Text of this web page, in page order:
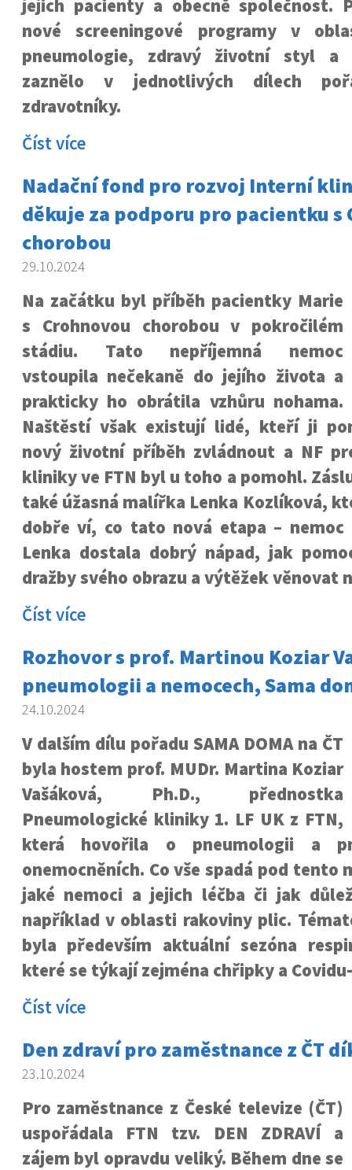
jejich pacienty a obecně společnost.
nové screeningové programy v
pneumologie, zdravý životní styl a
zaznělo v jednotlivých dílech
zdravotníky.
Číst více
Nadační fond pro rozvoj Interní
děkuje za podporu pro pacientku s
chorobou
29.10.2024
Na začátku byl příběh pacientky Marie
s Crohnovou chorobou v pokročilém
stádiu. Tato nepříjemná nemoc
vstoupila nečekaně do jejího života a
prakticky ho obrátila vzhůru nohama.
Naštěstí však existují lidé, kteří ji
nový životní příběh zvládnout a NF
kliniky ve FTN byl u toho a pomohl.
také úžasná malířka Lenka Kozlíková,
dobře ví, co tato nová etapa – nemoc
Lenka dostala dobrý nápad, jak
dražby svého obrazu a výtěžek věnovat
Číst více
Rozhovor s prof. Martinou Koziar
pneumologii a nemocech, Sama
24.10.2024
V dalším dílu pořadu SAMA DOMA na ČT
byla hostem prof. MUDr. Martina Koziar
Vašáková, Ph.D., přednostka
Pneumologické kliniky 1. LF UK z FTN,
která hovořila o pneumologii a
onemocněních. Co vše spadá pod tento
jaké nemoci a jejich léčba či jak
například v oblasti rakoviny plic.
byla především aktuální sezóna
které se týkají zejména chřipky a
Číst více
Den zdraví pro zaměstnance z ČT
23.10.2024
Pro zaměstnance z České televize (ČT)
uspořádala FTN tzv. DEN ZDRAVÍ a
zájem byl opravdu veliký. Během dne se